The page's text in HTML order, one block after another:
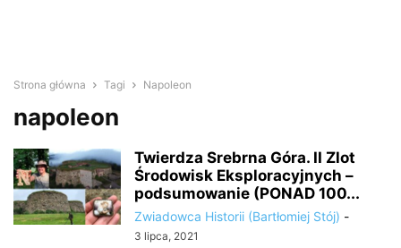
Strona główna Tagi Napoleon
napoleon
Twierdza Srebrna Góra. II Zlot
Środowisk Eksploracyjnych –
podsumowanie (PONAD 100...
Zwiadowca Historii (Bartłomiej Stój) -
3 lipca, 2021